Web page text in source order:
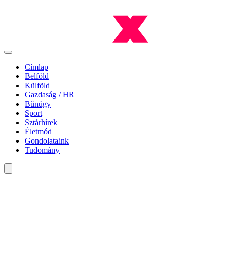
Címlap
Belföld
Külföld
Gazdaság / HR
Bűnügy
Sport
Sztárhírek
Életmód
Gondolataink
Tudomány